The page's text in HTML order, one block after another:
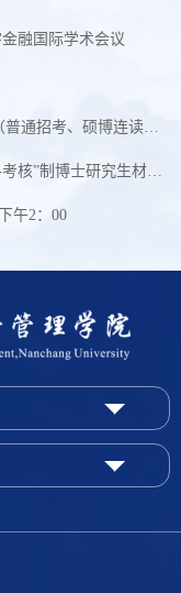
融国际学术会议
2026年南昌大学经济管理学院博士研究生（普通招考、硕博连读）综合考核成绩（第二批）公示
南昌大学经济管理学院2026年第二批“申请-考核”制博士研究生材料评议结果
午2：00